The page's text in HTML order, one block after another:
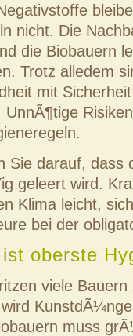
nicht. Die
die Biobauern
Trotz alledem
mit
UnnÃ¶tige
Sie darauf, dass
geleert wird.
Klima leicht,
bei der
oberste
viele
muss